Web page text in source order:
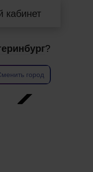
кабинет
?
город